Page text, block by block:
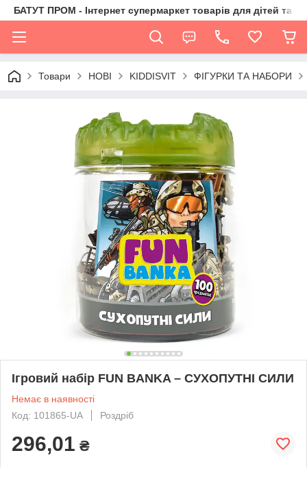
БАТУТ ПРОМ - Інтернет супермаркет товарів для дітей та їх
Товари НОВІ KIDDISVIT ФІГУРКИ ТА НАБОРИ
Ігровий набір FUN BANKA – СУХОПУТНІ СИЛИ
Немає в наявності
Код: 101865-UA
Роздріб
296,01 ₴